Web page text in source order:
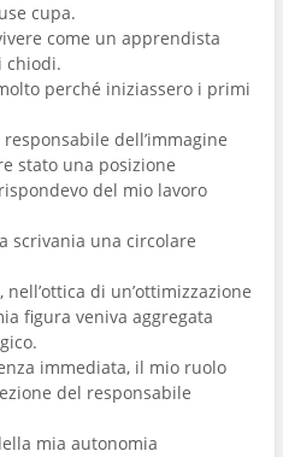
cupa.
come un apprendista
chiodi.
perché iniziassero i primi
dell’immagine
stato una posizione
del mio lavoro
scrivania una circolare
di un’ottimizzazione
figura veniva aggregata
immediata, il mio ruolo
del responsabile
mia autonomia